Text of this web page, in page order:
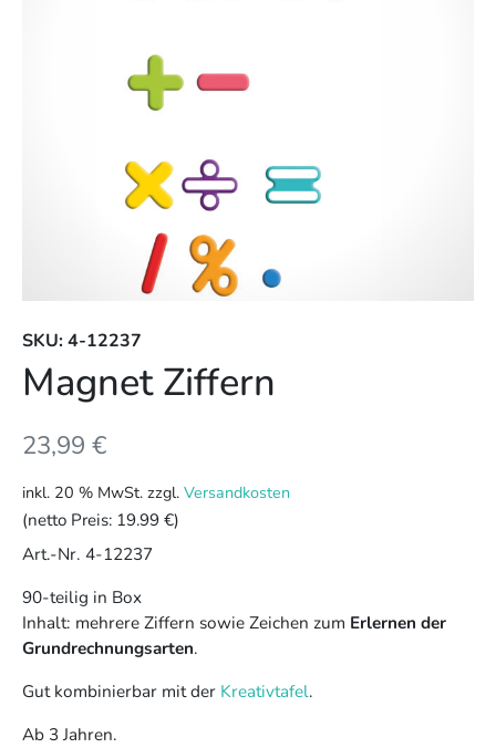
SKU: 4-12237
Magnet Ziffern
23,99 €
inkl. 20 % MwSt. zzgl. Versandkosten
(netto Preis: 19.99 €)
Art.-Nr. 4-12237
90-teilig in Box
Inhalt: mehrere Ziffern sowie Zeichen zum Erlernen der
Grundrechnungsarten.
Gut kombinierbar mit der Kreativtafel.
Ab 3 Jahren.